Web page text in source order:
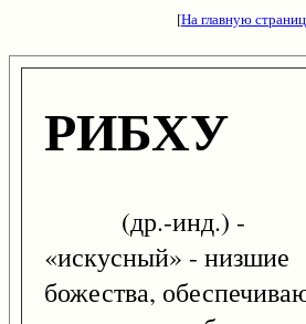
[На главную
РИБХУ
(др.-инд.) -
«искусный» - низшие
божества,